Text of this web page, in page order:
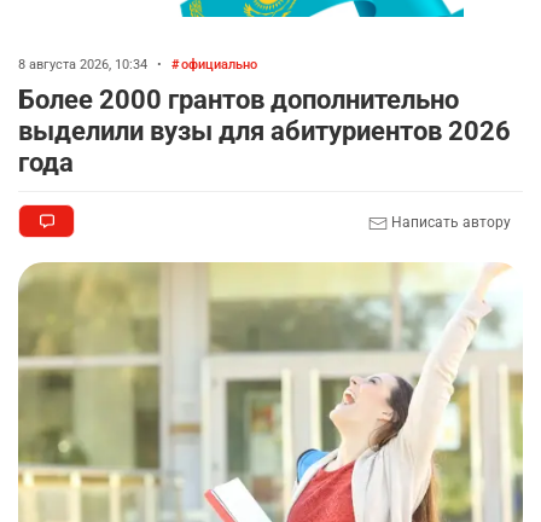
8 августа 2026, 10:34 • официально
Более 2000 грантов дополнительно
выделили вузы для абитуриентов 2026
года
Написать автору